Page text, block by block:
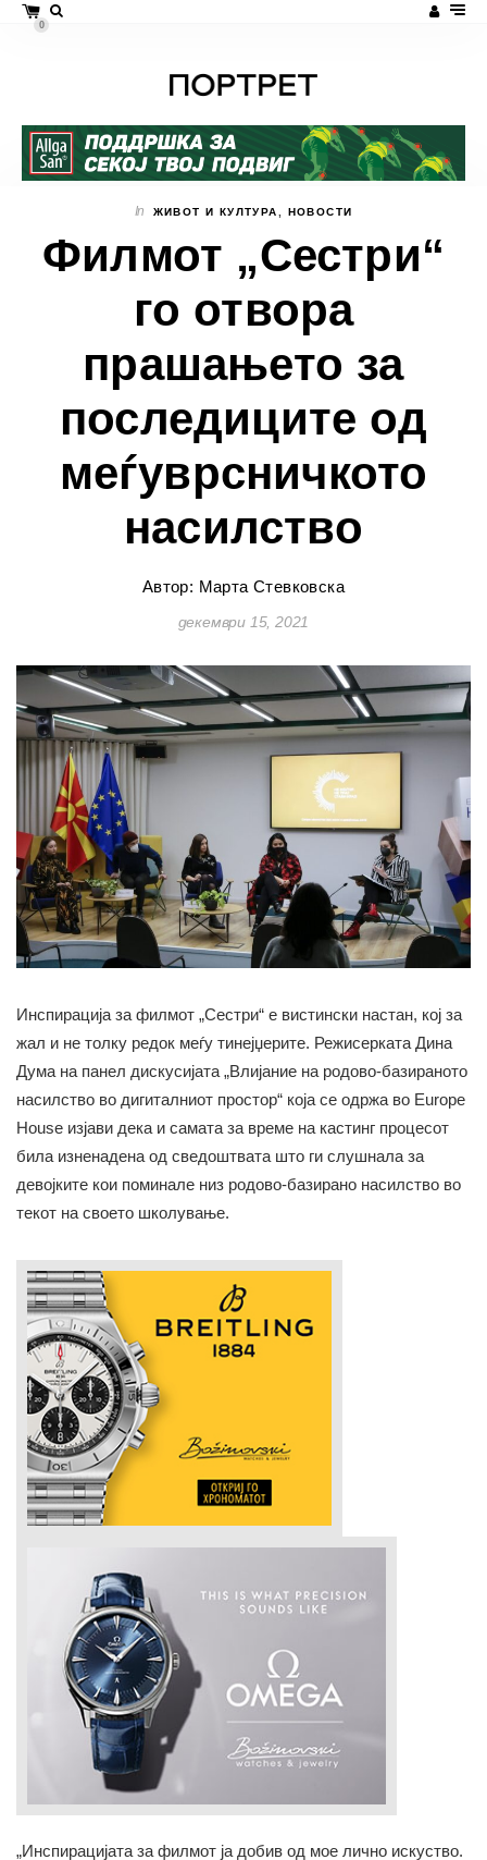
0
In ЖИВОТ И КУЛТУРА НОВОСТИ
Филмот „Сестри“
го отвора
прашањето за
последиците од
меѓуврсничкото
насилство
Автор: Марта Стевковска
декември 15, 2021
Инспирација за филмот „Сестри“ е вистински настан, кој за
жал и не толку редок меѓу тинејџерите. Режисерката Дина
Дума на панел дискусијата „Влијание на родово-базираното
насилство во дигиталниот простор“ која се одржа во Europe
House изјави дека и самата за време на кастинг процесот
била изненадена од сведоштвата што ги слушнала за
девојките кои поминале низ родово-базирано насилство во
текот на своето школување.
„Инспирацијата за филмот ја добив од мое лично искуство.